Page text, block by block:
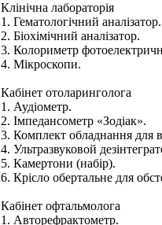
Клінічна лабораторія
1. Гематологічний аналізатор.
2. Біохімічний аналізатор.
3. Колориметр
4. Мікроскопи.
Кабінет отоларинголога
1. Аудіометр.
2. Імпедансометр «Зодіак».
3. Комплект обладнання для
4. Ультразвуковой
5. Камертони (набір).
6. Крісло обертальне для
Кабінет офтальмолога
1. Авторефрактометр.